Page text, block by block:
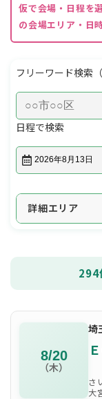
仮で会場・日程を
の会場エリア・日
フリーワード検索
日程で検索
詳細エリア
294
8/20
（木）
埼
さ
大